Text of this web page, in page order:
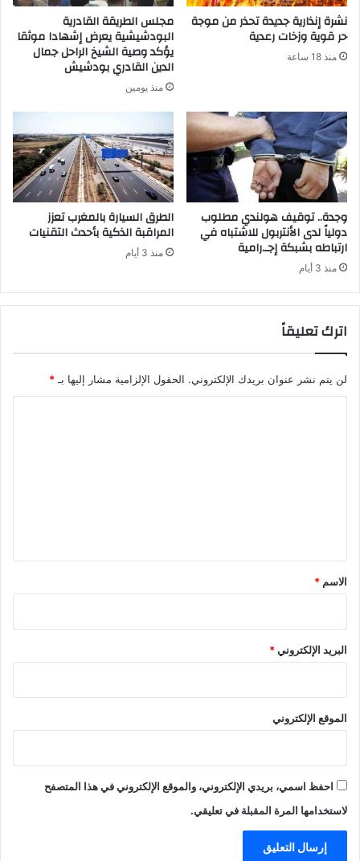
نشرة إنذارية جديدة تحذر من موجة
حر قوية وزخات رعدية
منذ 18 ساعة
مجلس الطريقة القادرية
البودشيشية يعرض إشهادا موثقا
يؤكد وصية الشيخ الراحل جمال
الدين القادري بودشيش
منذ يومين
وجدة.. توقيف هولندي مطلوب
دولياً لدى الأنتربول للاشتباه في
ارتباطه بشبكة إجـ.رامية
منذ 3 أيام
الطرق السيارة بالمغرب تعزز
المراقبة الذكية بأحدث التقنيات
منذ 3 أيام
اترك تعليقاً
لن يتم نشر عنوان بريدك الإلكتروني. الحقول الإلزامية مشار إليها بـ *
*
الاسم *
البريد الإلكتروني*
الموقع الإلكتروني
احفظ اسمي، بريدي الإلكتروني، والموقع الإلكتروني في هذا المتصفح
لاستخدامها المرة المقبلة في تعليقي.